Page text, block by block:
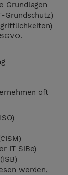
Grundlagen
Grundschutz)
oft
IT SiBe)
werden,